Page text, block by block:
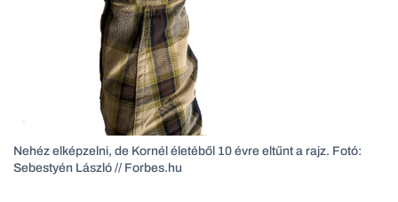
Nehéz elképzelni, de Kornél életéből 10 évre eltűnt a rajz. Fotó:
Sebestyén László // Forbes.hu